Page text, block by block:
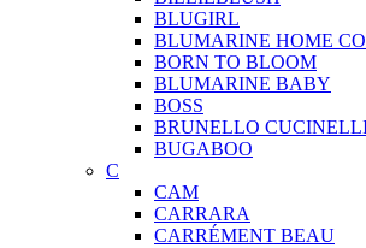
BLUGIRL
BLUMARINE HOME
BORN TO BLOOM
BLUMARINE BABY
BOSS
BRUNELLO
BUGABOO
C
CAM
CARRARA
CARRÉMENT BEAU